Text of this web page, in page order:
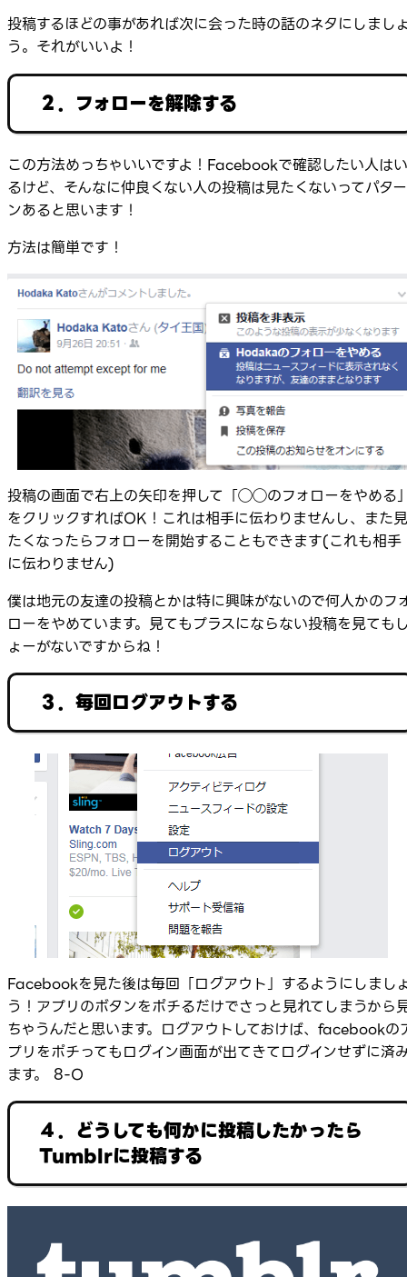
投稿するほどの事があれば次に会った時の話のネタにしまし
う。それがいいよ！
２．フォローを解除する
この方法めっちゃいいですよ！Facebookで確認したい人はい
るけど、そんなに仲良くない人の投稿は見たくないってパター
ンあると思います！
方法は簡単です！
投稿の画面で右上の矢印を押して「◯◯のフォローをやめる
をクリックすればOK！これは相手に伝わりませんし、また見
たくなったらフォローを開始することもできます(これも相手
に伝わりません)
僕は地元の友達の投稿とかは特に興味がないので何人かのフ
ローをやめています。見てもプラスにならない投稿を見ても
ょーがないですからね！
３．毎回ログアウトする
Facebookを見た後は毎回「ログアウト」するようにしまし
う！アプリのボタンをポチるだけでさっと見れてしまうから
ちゃうんだと思います。ログアウトしておけば、facebookの
プリをポチってもログイン画面が出てきてログインせずに済
ます。 8-O
４．どうしても何かに投稿したかったら
Tumblrに投稿する